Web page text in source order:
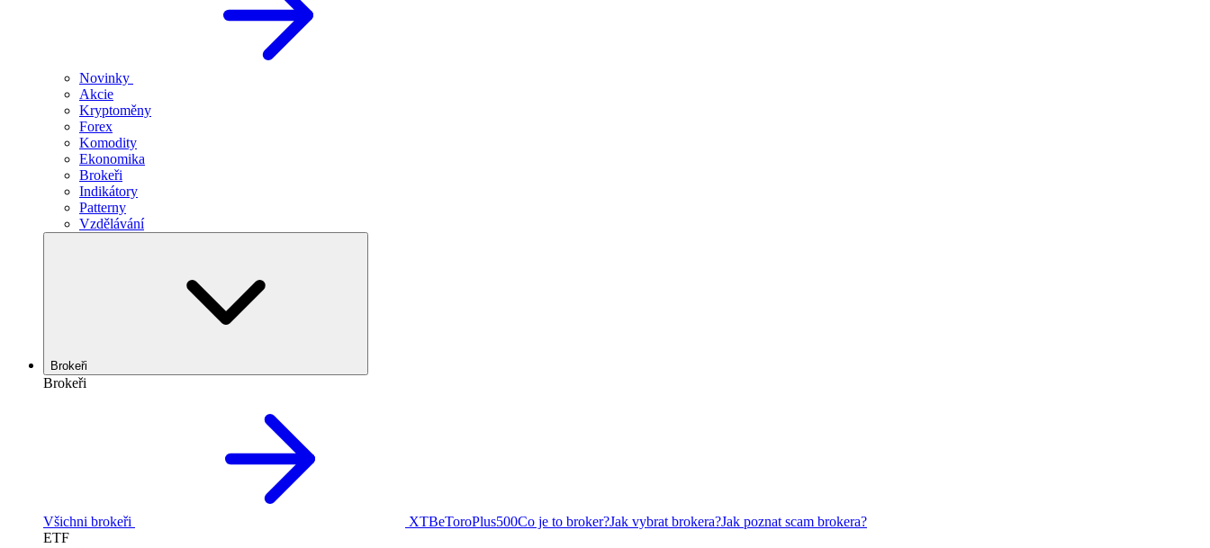
Novinky
Akcie
Kryptoměny
Forex
Komodity
Ekonomika
Brokeři
Indikátory
Patterny
Vzdělávání
Brokeři
Brokeři
Všichni brokeři XTBeToroPlus500Co je to broker?Jak vybrat brokera?Jak poznat scam brokera?
ETF